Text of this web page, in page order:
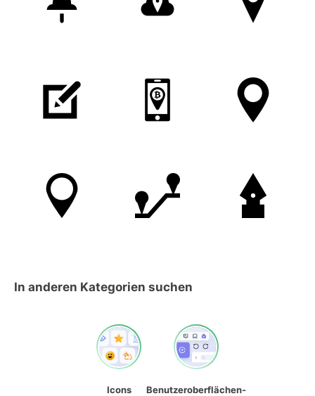
In anderen Kategorien suchen
Icons
Benutzeroberflächen-